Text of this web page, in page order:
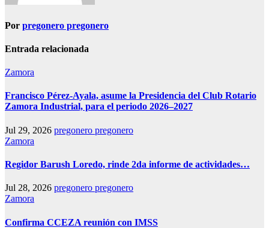
Por pregonero pregonero
Entrada relacionada
Zamora
Francisco Pérez-Ayala, asume la Presidencia del Club Rotario
Zamora Industrial, para el periodo 2026–2027
Jul 29, 2026 pregonero pregonero
Zamora
Regidor Barush Loredo, rinde 2da informe de actividades…
Jul 28, 2026 pregonero pregonero
Zamora
Confirma CCEZA reunión con IMSS